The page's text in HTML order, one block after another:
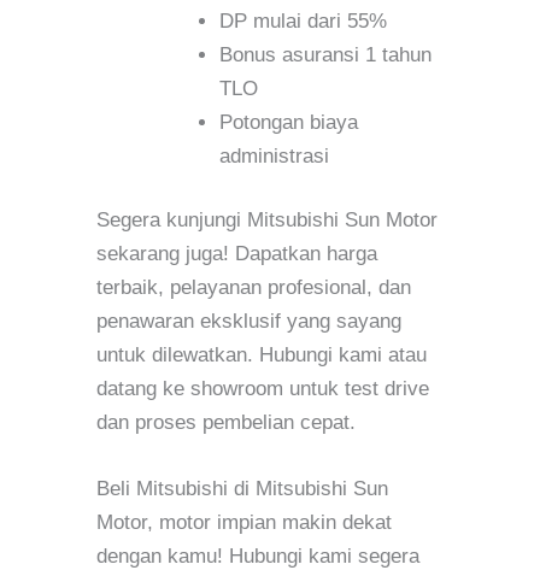
DP mulai dari 55%
Bonus asuransi 1 tahun
TLO
Potongan biaya
administrasi
Segera kunjungi Mitsubishi Sun Motor
sekarang juga! Dapatkan harga
terbaik, pelayanan profesional, dan
penawaran eksklusif yang sayang
untuk dilewatkan. Hubungi kami atau
datang ke showroom untuk test drive
dan proses pembelian cepat.
Beli Mitsubishi di Mitsubishi Sun
Motor, motor impian makin dekat
dengan kamu! Hubungi kami segera